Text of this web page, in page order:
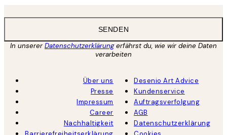
SENDEN
In unsererDatenschutzerklärungerfährst du, wie wir deine Daten
verarbeiten
Über uns
Presse
Impressum
Career
Nachhaltigkeit
Desenio Art Advice
Kundenservice
Auftragsverfolgung
AGB
Datenschutzerklärung